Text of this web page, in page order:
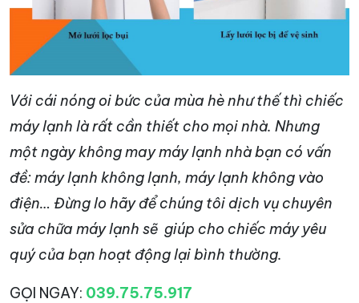
Với cái nóng oi bức của mùa hè như thế thì chiếc
máy lạnh là rất cần thiết cho mọi nhà. Nhưng
một ngày không may máy lạnh nhà bạn có vấn
đề: máy lạnh không lạnh, máy lạnh không vào
điện… Đừng lo hãy để chúng tôi dịch vụ chuyên
sửa chữa máy lạnh sẽ giúp cho chiếc máy yêu
quý của bạn hoạt động lại bình thường.
GỌI NGAY: 039.75.75.917